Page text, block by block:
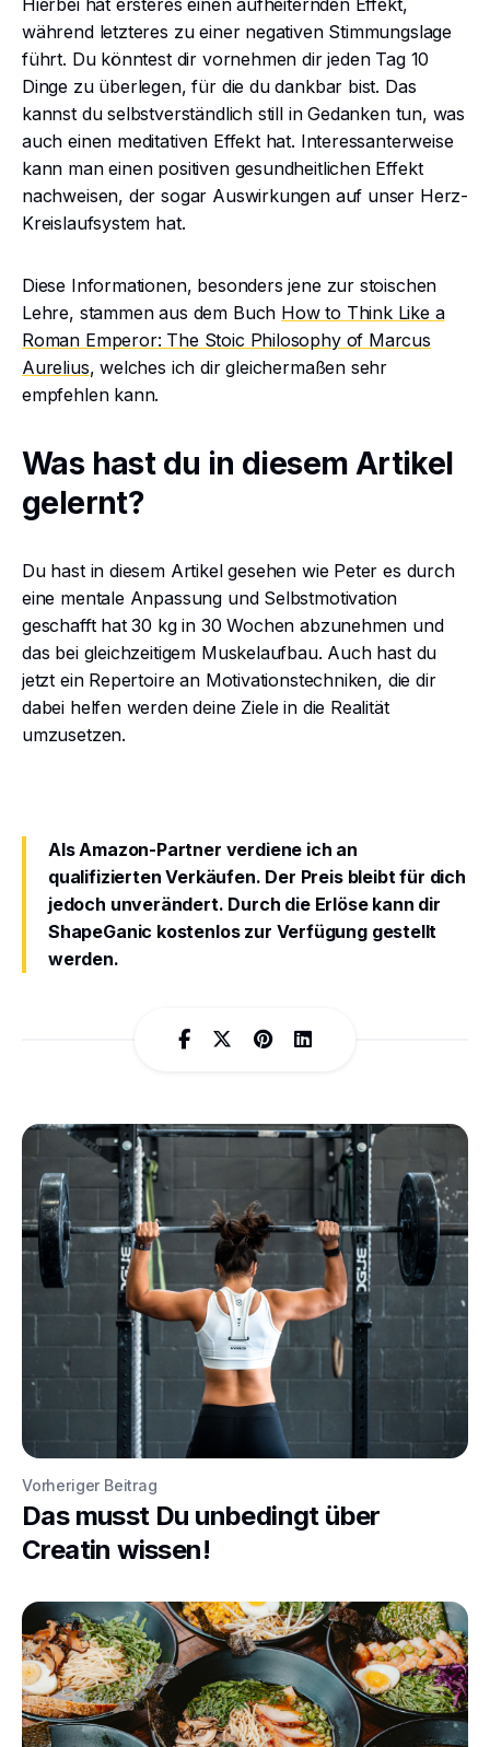
während letzteres zu einer negativen Stimmungslage
führt. Du könntest dir vornehmen dir jeden Tag 10
Dinge zu überlegen, für die du dankbar bist. Das
kannst du selbstverständlich still in Gedanken tun, was
auch einen meditativen Effekt hat. Interessanterweise
kann man einen positiven gesundheitlichen Effekt
nachweisen, der sogar Auswirkungen auf unser Herz-
Kreislaufsystem hat.
Diese Informationen, besonders jene zur stoischen
Lehre, stammen aus dem Buch How to Think Like a
Roman Emperor: The Stoic Philosophy of Marcus
Aurelius, welches ich dir gleichermaßen sehr
empfehlen kann.
Was hast du in diesem Artikel
gelernt?
Du hast in diesem Artikel gesehen wie Peter es durch
eine mentale Anpassung und Selbstmotivation
geschafft hat 30 kg in 30 Wochen abzunehmen und
das bei gleichzeitigem Muskelaufbau. Auch hast du
jetzt ein Repertoire an Motivationstechniken, die dir
dabei helfen werden deine Ziele in die Realität
umzusetzen.
Als Amazon-Partner verdiene ich an
qualifizierten Verkäufen. Der Preis bleibt für dich
jedoch unverändert. Durch die Erlöse kann dir
ShapeGanic kostenlos zur Verfügung gestellt
werden.
Vorheriger Beitrag
Das musst Du unbedingt über
Creatin wissen!